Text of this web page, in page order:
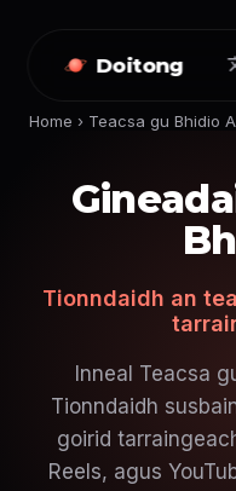
Doitong
Home › Teacsa gu Bhidio
Tionndaidh an
Inneal Teacsa
Tionndaidh
goirid
Reels, agus